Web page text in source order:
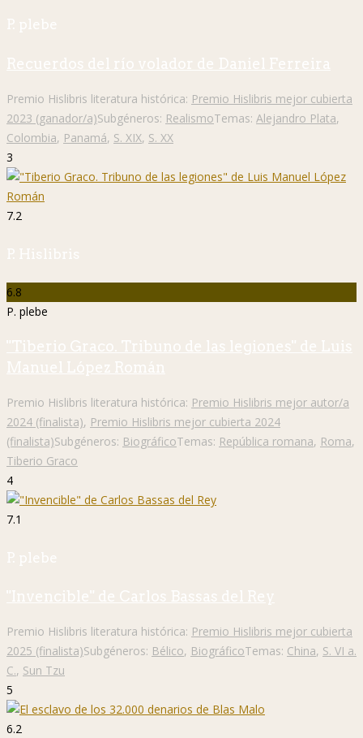
P. plebe
Recuerdos del río volador de Daniel Ferreira
Premio Hislibris literatura histórica: Premio Hislibris mejor cubierta
2023 (ganador/a)Subgéneros: RealismoTemas: Alejandro Plata,
Colombia, Panamá, S. XIX, S. XX
3
7.2
P. Hislibris
6.8
P. plebe
"Tiberio Graco. Tribuno de las legiones" de Luis
Manuel López Román
Premio Hislibris literatura histórica: Premio Hislibris mejor autor/a
2024 (finalista), Premio Hislibris mejor cubierta 2024
(finalista)Subgéneros: BiográficoTemas: República romana, Roma,
Tiberio Graco
4
7.1
P. plebe
"Invencible" de Carlos Bassas del Rey
Premio Hislibris literatura histórica: Premio Hislibris mejor cubierta
2025 (finalista)Subgéneros: Bélico, BiográficoTemas: China, S. VI a.
C., Sun Tzu
5
6.2